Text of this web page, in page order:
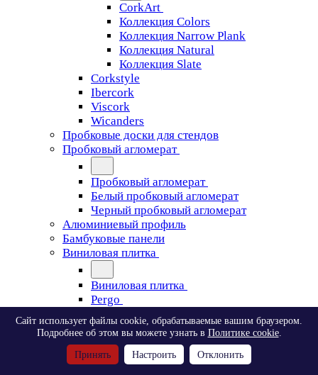
CorkArt
Коллекция Colors
Коллекция Narrow Plank
Коллекция Natural
Коллекция Slate
Corkstyle
Ibercork
Viscork
Wicanders
Пробковые доски для стендов
Пробковый агломерат
Пробковый агломерат
Белый пробковый агломерат
Черный пробковый агломерат
Алюминиевый профиль
Бамбуковые панели
Виниловая плитка
Виниловая плитка
Pergo
Pergo
Classic Plank Optimum Glue
Modern Plank Optimum Glue
Сайт использует файлы cookie, обрабатываемые вашим браузером.
Подробнее об этом вы можете узнать в Политике cookie.
Принять Настроить Отклонить